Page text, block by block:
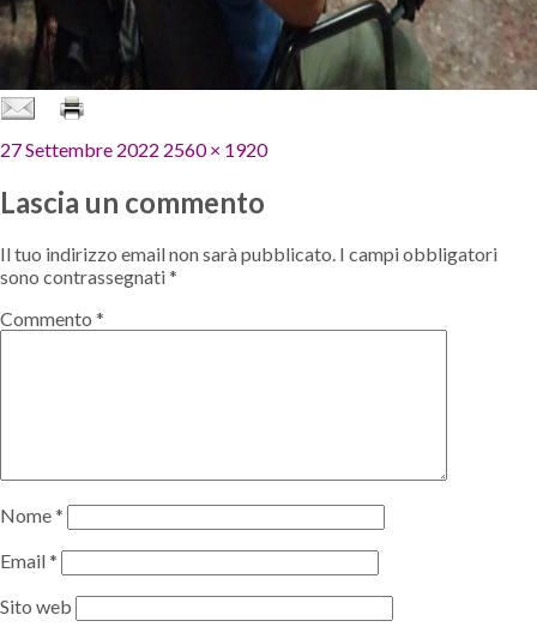
Pubblicato
27 Settembre 2022 Dimensione
2560 × 1920
Lascia un commento
Il tuo indirizzo email non sarà pubblicato. I campi obbligatori
sono contrassegnati*
Commento *
Nome*
Email*
Sito web